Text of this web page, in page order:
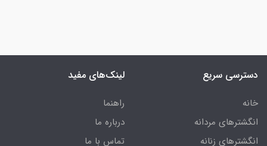
دسترسی سریع
خانه
انگشترهای مردانه
انگشترهای زنانه
لینک‌های مفید
راهنما
درباره ما
تماس با ما